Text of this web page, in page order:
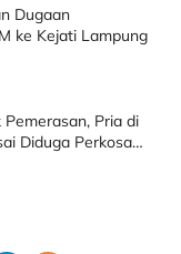
Dugaan
ke Kejati Lampung
Pria di
Diduga Perkosa